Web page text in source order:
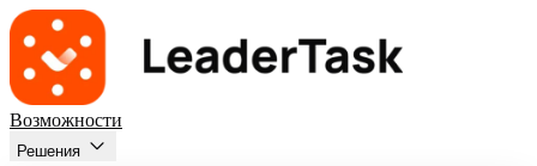
Возможности
Решения